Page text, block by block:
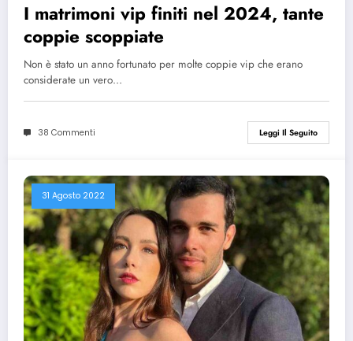
I matrimoni vip finiti nel 2024, tante
coppie scoppiate
Non è stato un anno fortunato per molte coppie vip che erano
considerate un vero…
38 Commenti Leggi Il Seguito
31 Agosto 2022